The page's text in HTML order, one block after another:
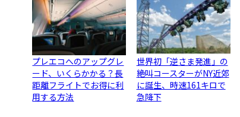
プレエコへのアップグレ
ード、いくらかかる？長
距離フライトでお得に利
用する方法
世界初「逆さま発進」の
絶叫コースターがNY近郊
に誕生、時速161キロで
急降下